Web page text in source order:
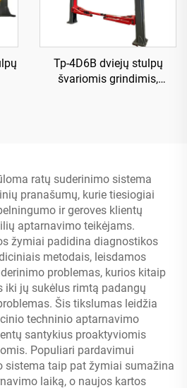
Tp-4D6B dviejų stulpų
švariomis grindimis,
ratų suderinimo sistema
pranašumų, kurie tiesiogiai
ir geroves klientų
aptarnavimo teikėjams.
žymiai padidina diagnostikos
metodais, leisdamos
problemas, kurios kitaip
iki jų sukėlus rimtą padangų
Šis tikslumas leidžia
techninio aptarnavimo
santykius proaktyviomis
Populiari pardavimui
sistema taip pat žymiai sumažina
laiką, o naujos kartos